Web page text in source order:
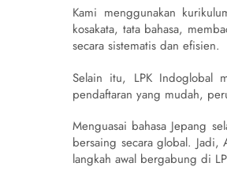
Kami menggunakan
kosakata, tata bahasa,
secara sistematis dan efisien.
Selain itu, LPK Indoglobal
pendaftaran yang mudah,
Menguasai bahasa Jepang
bersaing secara global.
langkah awal bergabung di